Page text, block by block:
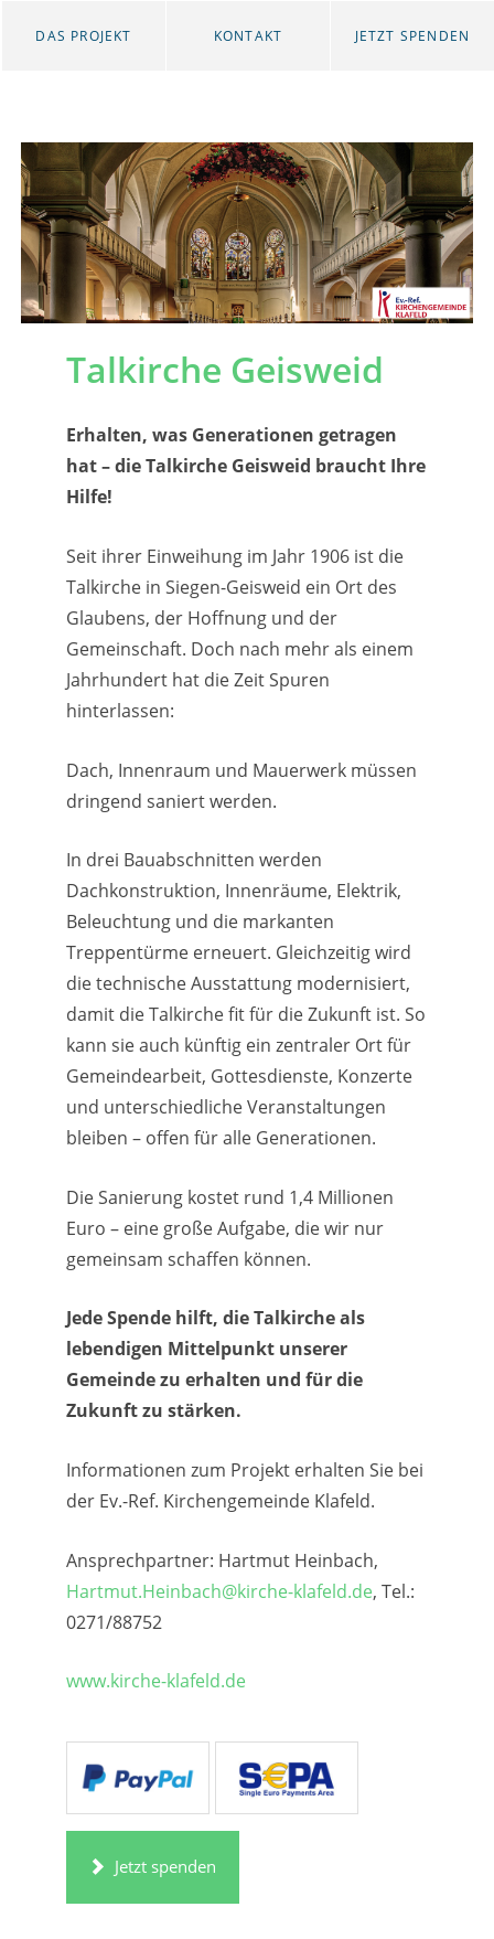
DAS PROJEKT KONTAKT JETZT SPENDEN
Talkirche Geisweid
Erhalten, was Generationen getragen
hat – die Talkirche Geisweid braucht Ihre
Hilfe!
Seit ihrer Einweihung im Jahr 1906 ist die
Talkirche in Siegen-Geisweid ein Ort des
Glaubens, der Hoffnung und der
Gemeinschaft. Doch nach mehr als einem
Jahrhundert hat die Zeit Spuren
hinterlassen:
Dach, Innenraum und Mauerwerk müssen
dringend saniert werden.
In drei Bauabschnitten werden
Dachkonstruktion, Innenräume, Elektrik,
Beleuchtung und die markanten
Treppentürme erneuert. Gleichzeitig wird
die technische Ausstattung modernisiert,
damit die Talkirche fit für die Zukunft ist. So
kann sie auch künftig ein zentraler Ort für
Gemeindearbeit, Gottesdienste, Konzerte
und unterschiedliche Veranstaltungen
bleiben – offen für alle Generationen.
Die Sanierung kostet rund 1,4 Millionen
Euro – eine große Aufgabe, die wir nur
gemeinsam schaffen können.
Jede Spende hilft, die Talkirche als
lebendigen Mittelpunkt unserer
Gemeinde zu erhalten und für die
Zukunft zu stärken.
Informationen zum Projekt erhalten Sie bei
der Ev.-Ref. Kirchengemeinde Klafeld.
Ansprechpartner: Hartmut Heinbach,
Hartmut.Heinbach@kirche-klafeld.de, Tel.:
0271/88752
www.kirche-klafeld.de
Jetzt spenden